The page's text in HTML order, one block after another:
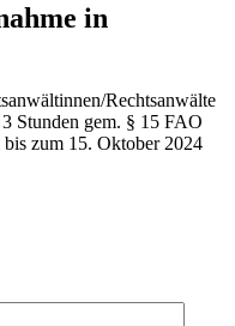
in
Rechtsanwälte
Stunden gem. § 15 FAO
zum 15. Oktober 2024